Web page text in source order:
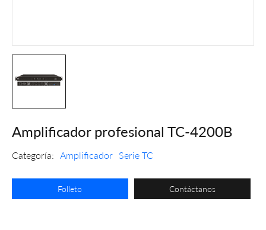
Amplificador profesional TC-4200B
Categoría: Amplificador Serie TC
Folleto Contáctanos